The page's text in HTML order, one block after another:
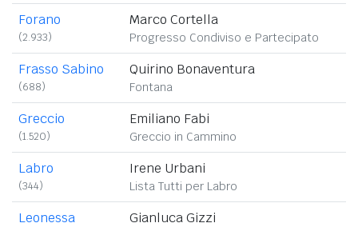
Forano
(2.933)
Marco Cortella
Progresso Condiviso e Partecipato
Frasso Sabino
(688)
Quirino Bonaventura
Fontana
Greccio
(1.520)
Emiliano Fabi
Greccio in Cammino
Labro
(344)
Irene Urbani
Lista Tutti per Labro
Leonessa Gianluca Gizzi